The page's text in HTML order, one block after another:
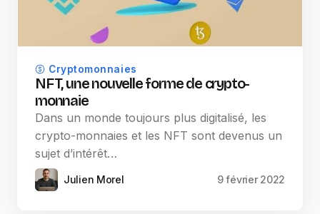
Cryptomonnaies
NFT, une nouvelle forme de crypto-
monnaie
Dans un monde toujours plus digitalisé, les
crypto-monnaies et les NFT sont devenus un
sujet d’intérêt…
Julien Morel 9 février 2022